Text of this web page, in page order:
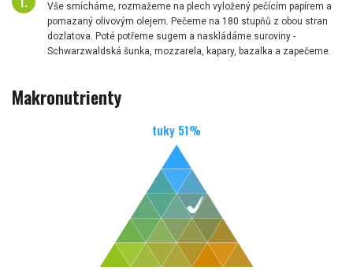
Vše smícháme, rozmažeme na plech vyložený pečícím papírem a
pomazaný olivovým olejem. Pečeme na 180 stupňů z obou stran
dozlatova. Poté potřeme sugem a naskládáme suroviny -
Schwarzwaldská šunka, mozzarela, kapary, bazalka a zapečeme.
Makronutrienty
tuky 51%